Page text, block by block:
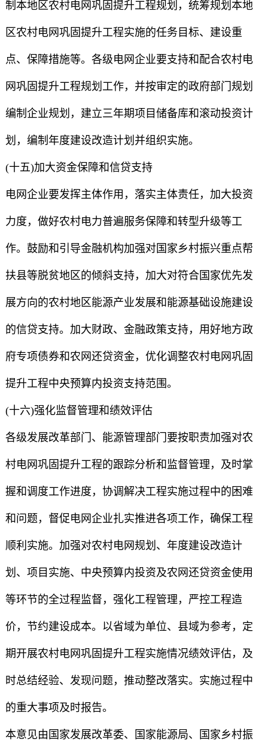
制本地区农村电网巩固提升工程规划，统筹规划本地
区农村电网巩固提升工程实施的任务目标、建设重
点、保障措施等。各级电网企业要支持和配合农村电
网巩固提升工程规划工作，并按审定的政府部门规划
编制企业规划，建立三年期项目储备库和滚动投资计
划，编制年度建设改造计划并组织实施。
(十五)加大资金保障和信贷支持
电网企业要发挥主体作用，落实主体责任，加大投资
力度，做好农村电力普遍服务保障和转型升级等工
作。鼓励和引导金融机构加强对国家乡村振兴重点帮
扶县等脱贫地区的倾斜支持，加大对符合国家优先发
展方向的农村地区能源产业发展和能源基础设施建设
的信贷支持。加大财政、金融政策支持，用好地方政
府专项债券和农网还贷资金，优化调整农村电网巩固
提升工程中央预算内投资支持范围。
(十六)强化监督管理和绩效评估
各级发展改革部门、能源管理部门要按职责加强对农
村电网巩固提升工程的跟踪分析和监督管理，及时掌
握和调度工作进度，协调解决工程实施过程中的困难
和问题，督促电网企业扎实推进各项工作，确保工程
顺利实施。加强对农村电网规划、年度建设改造计
划、项目实施、中央预算内投资及农网还贷资金使用
等环节的全过程监督，强化工程管理，严控工程造
价，节约建设成本。以省域为单位、县域为参考，定
期开展农村电网巩固提升工程实施情况绩效评估，及
时总结经验、发现问题，推动整改落实。实施过程中
的重大事项及时报告。
本意见由国家发展改革委、国家能源局、国家乡村振